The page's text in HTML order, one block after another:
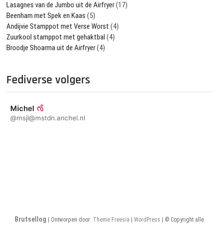
Lasagnes van de Jumbo uit de Airfryer(17)
Beenham met Spek en Kaas (5)
Andijvie Stamppot met Verse Worst (4)
Zuurkool stamppot met gehaktbal (4)
Broodje Shoarma uit de Airfryer(4)
Fediverse volgers
Michel
@msjl@mstdn.anchel.nl
Brutsellog | Ontworpen door: Theme Freesia |WordPress | © Copyright alle